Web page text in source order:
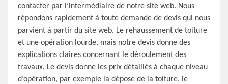
contacter par l’intermédiaire de notre site web. Nous
répondons rapidement à toute demande de devis qui nous
parvient à partir du site web. Le rehaussement de toiture
et une opération lourde, mais notre devis donne des
explications claires concernant le déroulement des
travaux. Le devis donne les prix détaillés à chaque niveau
d’opération, par exemple la dépose de la toiture, le